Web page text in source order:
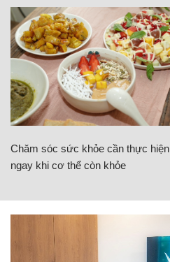
Chăm sóc sức khỏe cần thực hiện
ngay khi cơ thể còn khỏe